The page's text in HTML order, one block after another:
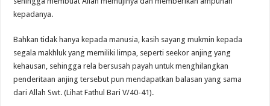
kepadanya.
Bahkan tidak hanya kepada manusia, kasih sayang mukmin kepada
segala makhluk yang memiliki limpa, seperti seekor anjing yang
kehausan, sehingga rela bersusah payah untuk menghilangkan
penderitaan anjing tersebut pun mendapatkan balasan yang sama
dari Allah Swt. (Lihat Fathul Bari V/40-41).